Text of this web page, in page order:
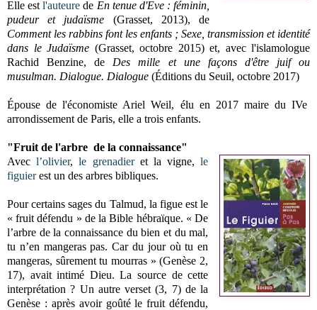
Elle estl'auteure de En tenue d'Eve : féminin,
pudeur et judaïsme (Grasset, 2013), de
Comment les rabbins font les enfants ; Sexe, transmission et identité
dans le Judaïsme (Grasset, octobre 2015) et, avec l'islamologue
Rachid Benzine, de Des mille et une façons d'être juif ou
musulman. Dialogue. Dialogue (Éditions du Seuil, octobre 2017)
Épouse de l'économiste Ariel Weil, élu en 2017 maire du IVe
arrondissement de Paris, elle a trois enfants.
"Fruit de l'arbre de la connaissance"
Avecl’olivier,le grenadieret la vigne,le
figuierest un des arbres bibliques.
Pour certains sages du Talmud, la figue est le
« fruit défendu » de la Bible hébraïque. « De
l’arbre de la connaissance du bien et du mal,
tu n’en mangeras pas. Car du jour où tu en
mangeras, sûrement tu mourras » (Genèse 2,
17), avait intimé Dieu. La source de cette
interprétation ? Un autre verset (3, 7) de la
Genèse : après avoir goûté le fruit défendu,